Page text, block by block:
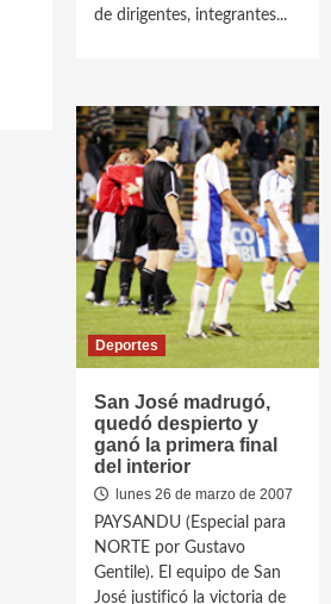
de dirigentes, integrantes...
Deportes
San José madrugó,
quedó despierto y
ganó la primera final
del interior
lunes 26 de marzo de 2007
PAYSANDU (Especial para
NORTE por Gustavo
Gentile). El equipo de San
José justificó la victoria de